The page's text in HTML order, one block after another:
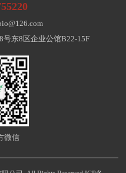
东8区企业公馆B22-15F
微信